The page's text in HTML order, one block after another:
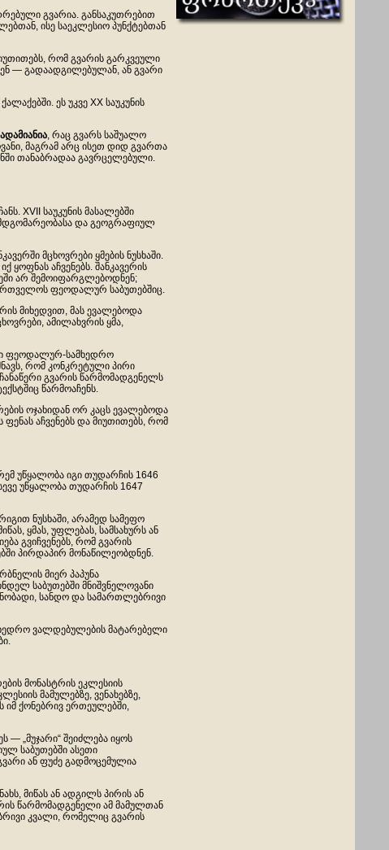
გვარია. განსაკუთრებით
ისე საეკლესიო პუნქტებთან
რომ გვარის გარკვეული
— გადაადგილებულან, ან გვარი
ეს უკვე XX საუკუნის
ადამიანია, რაც გვარს საშუალო
მაგრამ არც ისეთ დიდ გვართა
თანაბრადაა გავრცელებული.
XVII საუკუნის მასალებში
და გეოგრაფიულ
მცხოვრები ყმების ნუსხაში.
აჩვენებს. შანკავერის
არ შემოიფარგლებოდნენ;
ფეოდალურ საბუთებშიც.
მიხედვით, მას ევალებოდა
ამილახვრის ყმა,
ფეოდალურ-სამხედრო
რომ კონკრეტული პირი
გვარის წარმომადგენელს
წარმოაჩენს.
ოჯახიდან ორ კაცს ევალებოდა
აჩვენებს და მიუთითებს, რომ
უწყალობა იგი თუდარჩის 1646
უწყალობა თუდარჩის 1647
ნუსხაში, არამედ სამეფო
ყმას, უფლებას, სამსახურს ან
გვიჩვენებს, რომ გვარის
პირდაპირ მონაწილეობდნენ.
მიერ პაპუნა
საბუთებში მნიშვნელოვანი
სანდო და სამართლებრივი
ვალდებულების მატარებელი
მონასტრის ეკლესიის
მამულებზე, ვენახებზე,
იმ ქონებრივ ერთეულებში,
„მუჯარი“ შეიძლება იყოს
საბუთებში ასეთი
ან ფუძე გადმოცემულია
მიწას ან ადგილს პირის ან
წარმომადგენელი ამ მამულთან
კვალი, რომელიც გვარის